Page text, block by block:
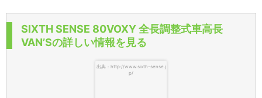
SIXTH SENSE 80VOXY 全長調整式車高長
VAN’Sの詳しい情報を見る
出典：http://www.sixth-sense.j
p/